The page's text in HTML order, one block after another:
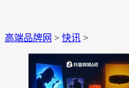
高端品牌网 > 快讯 >